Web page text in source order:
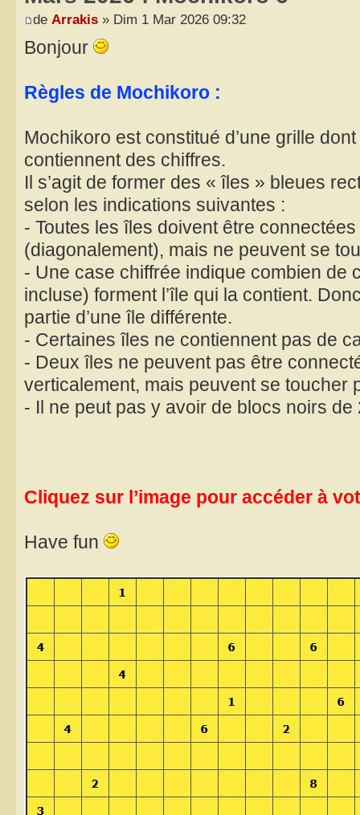
de Arrakis » Dim 1 Mar 2026 09:32
Bonjour
Règles de Mochikoro :
Mochikoro est constitué d’une grille
contiennent des chiffres.
Il s’agit de former des « îles » bleues
selon les indications suivantes :
- Toutes les îles doivent être
(diagonalement), mais ne peuvent se
- Une case chiffrée indique combien de
incluse) forment l’île qui la contient.
partie d’une île différente.
- Certaines îles ne contiennent pas de
- Deux îles ne peuvent pas être
verticalement, mais peuvent se toucher
- Il ne peut pas y avoir de blocs noirs de
Cliquez sur l’image pour accéder à
Have fun